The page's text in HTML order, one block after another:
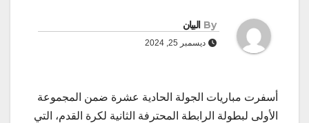
By البيان
ديسمبر 25, 2024
أسفرت مباريات الجولة الحادية عشرة ضمن المجموعة
الأولى لبطولة الرابطة المحترفة الثانية لكرة القدم، التي